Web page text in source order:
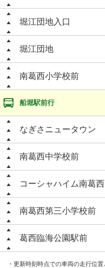
堀江団地入口
堀江団地
南葛西小学校前
船堀駅前行
なぎさニュータウン
南葛西中学校前
コーシャハイム南葛西
南葛西第三小学校前
葛西臨海公園駅前
・更新時刻時点での車両の走行位